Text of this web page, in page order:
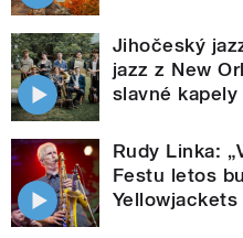
Jihočeský
jazz z New
slavné kapely
Rudy Linka:
Festu letos